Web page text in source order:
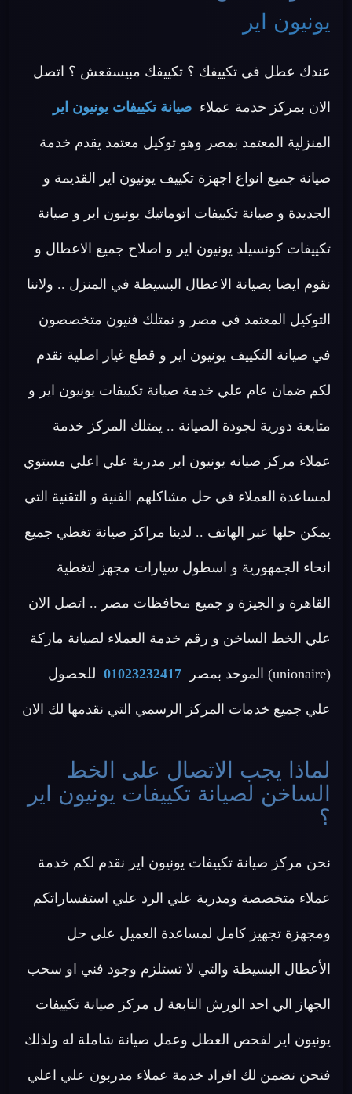
يونيون اير
عندك عطل في تكييفك ؟ تكييفك مبيسقعش ؟ اتصل
الان بمركز خدمة عملاء صيانة تكييفات يونيون اير
المنزلية المعتمد بمصر وهو توكيل معتمد يقدم خدمة
صيانة جميع انواع اجهزة تكييف يونيون اير القديمة و
الجديدة و صيانة تكييفات اتوماتيك يونيون اير و صيانة
تكييفات كونسيلد يونيون اير و اصلاح جميع الاعطال و
نقوم ايضا بصيانة الاعطال البسيطة في المنزل .. ولاننا
التوكيل المعتمد في مصر و نمتلك فنيون متخصصون
في صيانة التكييف يونيون اير و قطع غيار اصلية نقدم
لكم ضمان عام علي خدمة صيانة تكييفات يونيون اير و
متابعة دورية لجودة الصيانة .. يمتلك المركز خدمة
عملاء مركز صيانه يونيون اير مدربة علي اعلي مستوي
لمساعدة العملاء في حل مشاكلهم الفنية و التقنية التي
يمكن حلها عبر الهاتف .. لدينا مراكز صيانة تغطي جميع
انحاء الجمهورية و اسطول سيارات مجهز لتغطية
القاهرة و الجيزة و جميع محافظات مصر .. اتصل الان
علي الخط الساخن و رقم خدمة العملاء لصيانة ماركة
(unionaire) الموحد بمصر 01023232417 للحصول
علي جميع خدمات المركز الرسمي التي نقدمها لك الان
لماذا يجب الاتصال على الخط
الساخن لصيانة تكييفات يونيون اير
؟
نحن مركز صيانة تكييفات يونيون اير نقدم لكم خدمة
عملاء متخصصة ومدربة علي الرد علي استفساراتكم
ومجهزة تجهيز كامل لمساعدة العميل علي حل
الأعطال البسيطة والتي لا تستلزم وجود فني او سحب
الجهاز الي احد الورش التابعة ل مركز صيانة تكييفات
يونيون اير لفحص العطل وعمل صيانة شاملة له ولذلك
فنحن نضمن لك افراد خدمة عملاء مدربون علي اعلي